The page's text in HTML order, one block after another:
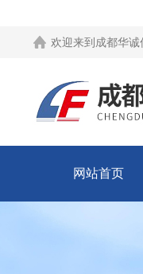
欢迎来到 成都华
网站首页